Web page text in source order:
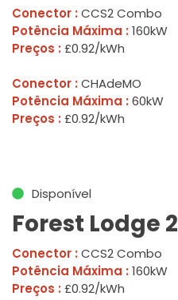
Conector : CCS2 Combo
Potência Máxima : 160kW
Preços : £0.92/kWh
Conector : CHAdeMO
Potência Máxima : 60kW
Preços : £0.92/kWh
Disponível
Forest Lodge 2
Conector : CCS2 Combo
Potência Máxima : 160kW
Preços : £0.92/kWh